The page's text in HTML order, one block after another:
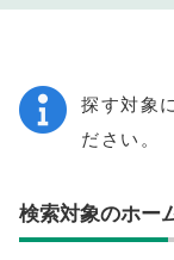
探す対象
ださい。
検索対象のホー